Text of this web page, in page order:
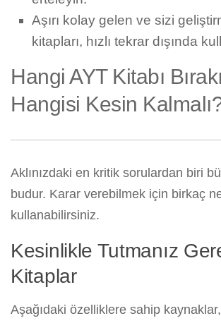
Aşırı kolay gelen ve sizi
kitapları, hızlı tekrar dışında
Hangi AYT Kitabı
Hangisi Kesin
Aklınızdaki en kritik sorulardan biri
budur. Karar verebilmek için birkaç
kullanabilirsiniz.
Kesinlikle Tutmanız
Kitaplar
Aşağıdaki özelliklere sahip